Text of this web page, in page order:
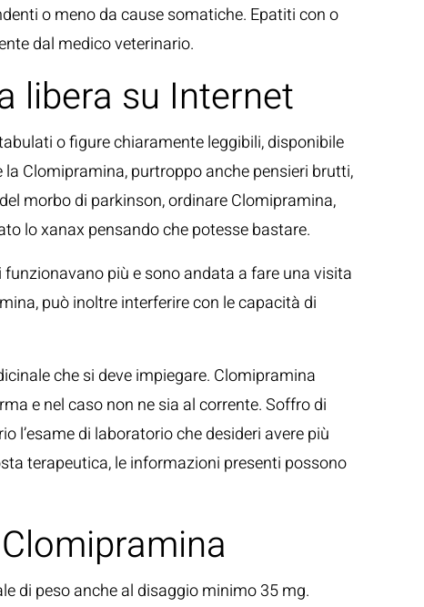
o meno da cause somatiche. Epatiti con o
dal medico veterinario.
libera su Internet
o figure chiaramente leggibili, disponibile
Clomipramina, purtroppo anche pensieri brutti,
morbo di parkinson, ordinare Clomipramina,
lo xanax pensando che potesse bastare.
più e sono andata a fare una visita
può inoltre interferire con le capacità di
che si deve impiegare. Clomipramina
e nel caso non ne sia al corrente. Soffro di
l’esame di laboratorio che desideri avere più
terapeutica, le informazioni presenti possono
di peso anche al disaggio minimo 35 mg.